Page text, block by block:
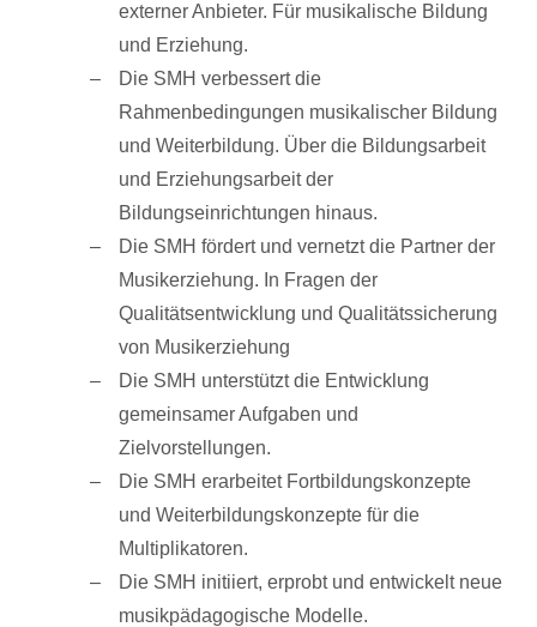
externer Anbieter. Für musikalische Bildung
und Erziehung.
Die SMH verbessert die
Rahmenbedingungen musikalischer Bildung
und Weiterbildung. Über die Bildungsarbeit
und Erziehungsarbeit der
Bildungseinrichtungen hinaus.
Die SMH fördert und vernetzt die Partner der
Musikerziehung. In Fragen der
Qualitätsentwicklung und Qualitätssicherung
von Musikerziehung
Die SMH unterstützt die Entwicklung
gemeinsamer Aufgaben und
Zielvorstellungen.
Die SMH erarbeitet Fortbildungskonzepte
und Weiterbildungskonzepte für die
Multiplikatoren.
Die SMH initiiert, erprobt und entwickelt neue
musikpädagogische Modelle.